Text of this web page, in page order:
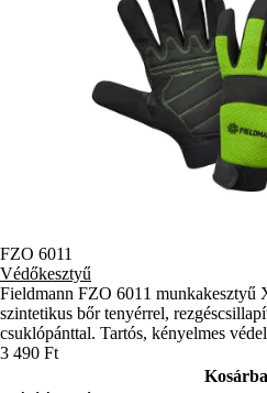
FZO 6011
Védőkesztyű
Fieldmann FZO 6011 munkakesztyű
szintetikus bőr tenyérrel,
csuklópánttal. Tartós, kényelmes
3 490 Ft
Kosárba